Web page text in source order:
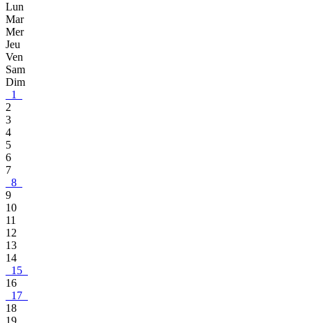
Lun
Mar
Mer
Jeu
Ven
Sam
Dim
1
2
3
4
5
6
7
8
9
10
11
12
13
14
15
16
17
18
19